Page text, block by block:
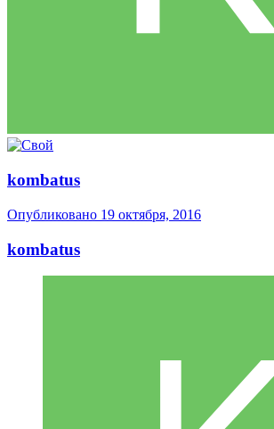
kombatus
Опубликовано 19 октября, 2016
kombatus